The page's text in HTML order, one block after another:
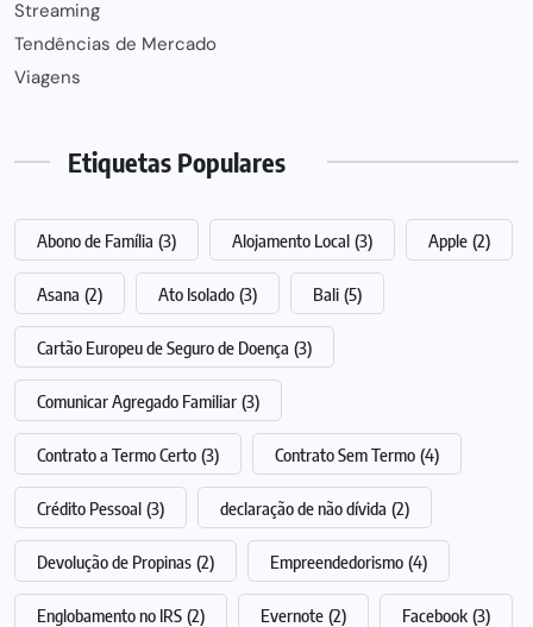
Streaming
Tendências de Mercado
Viagens
Etiquetas Populares
Abono de Família (3) Alojamento Local (3) Apple (2)
Asana (2) Ato Isolado (3) Bali (5)
Cartão Europeu de Seguro de Doença (3)
Comunicar Agregado Familiar (3)
Contrato a Termo Certo (3) Contrato Sem Termo (4)
Crédito Pessoal (3) declaração de não dívida (2)
Devolução de Propinas (2) Empreendedorismo (4)
Englobamento no IRS (2) Evernote (2) Facebook (3)